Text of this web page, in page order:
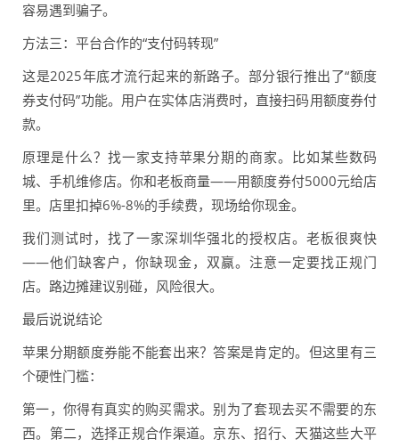
容易遇到骗子。
方法三：平台合作的“支付码转现”
这是2025年底才流行起来的新路子。部分银行推出了“额度
券支付码”功能。用户在实体店消费时，直接扫码用额度券付
款。
原理是什么？找一家支持苹果分期的商家。比如某些数码
城、手机维修店。你和老板商量——用额度券付5000元给店
里。店里扣掉6%-8%的手续费，现场给你现金。
我们测试时，找了一家深圳华强北的授权店。老板很爽快
——他们缺客户，你缺现金，双赢。注意一定要找正规门
店。路边摊建议别碰，风险很大。
最后说说结论
苹果分期额度券能不能套出来？答案是肯定的。但这里有三
个硬性门槛：
第一，你得有真实的购买需求。别为了套现去买不需要的东
西。第二，选择正规合作渠道。京东、招行、天猫这些大平